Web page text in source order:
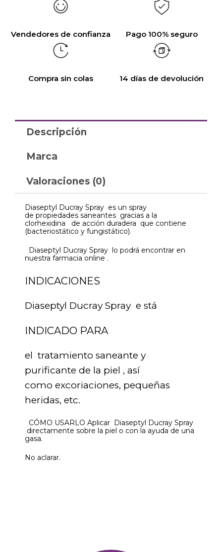
Vendedores de confianza Pago 100% seguro
Compra sin colas 14 días de devolución
Descripción
Marca
Valoraciones (0)
Diaseptyl Ducray Spray es un spray
de propiedades saneantes gracias a la
clorhexidina de acción duradera que contiene
(bacteriostático y fungistático).
Diaseptyl Ducray Spray lo podrá encontrar en
nuestra farmacia online .
INDICACIONES
Diaseptyl Ducray Spray e stá
INDICADO PARA
el tratamiento saneante y
purificante de la piel , así
como excoriaciones, pequeñas
heridas, etc.
CÓMO USARLO Aplicar Diaseptyl Ducray Spray
directamente sobre la piel o con la ayuda de una
gasa.
No aclarar.